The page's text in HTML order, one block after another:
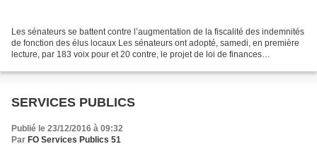
Les sénateurs se battent contre l’augmentation de la fiscalité des indemnités
de fonction des élus locaux Les sénateurs ont adopté, samedi, en première
lecture, par 183 voix pour et 20 contre, le projet de loi de finances
SERVICES PUBLICS
Publié le 23/12/2016 à 09:32
Par FO Services Publics 51